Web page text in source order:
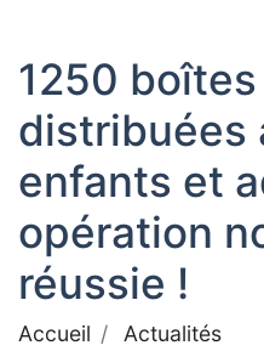
1250
distribuées
enfants et
opération
réussie !
Accueil
Actualités